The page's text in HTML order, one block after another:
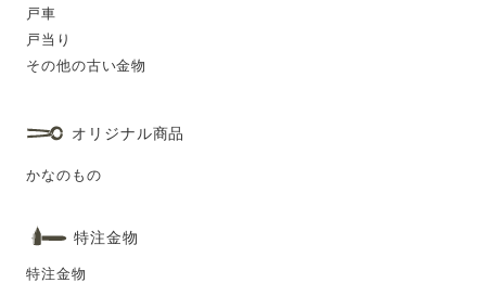
戸車
戸当り
その他の古い金物
オリジナル商品
かなのもの
特注金物
特注金物